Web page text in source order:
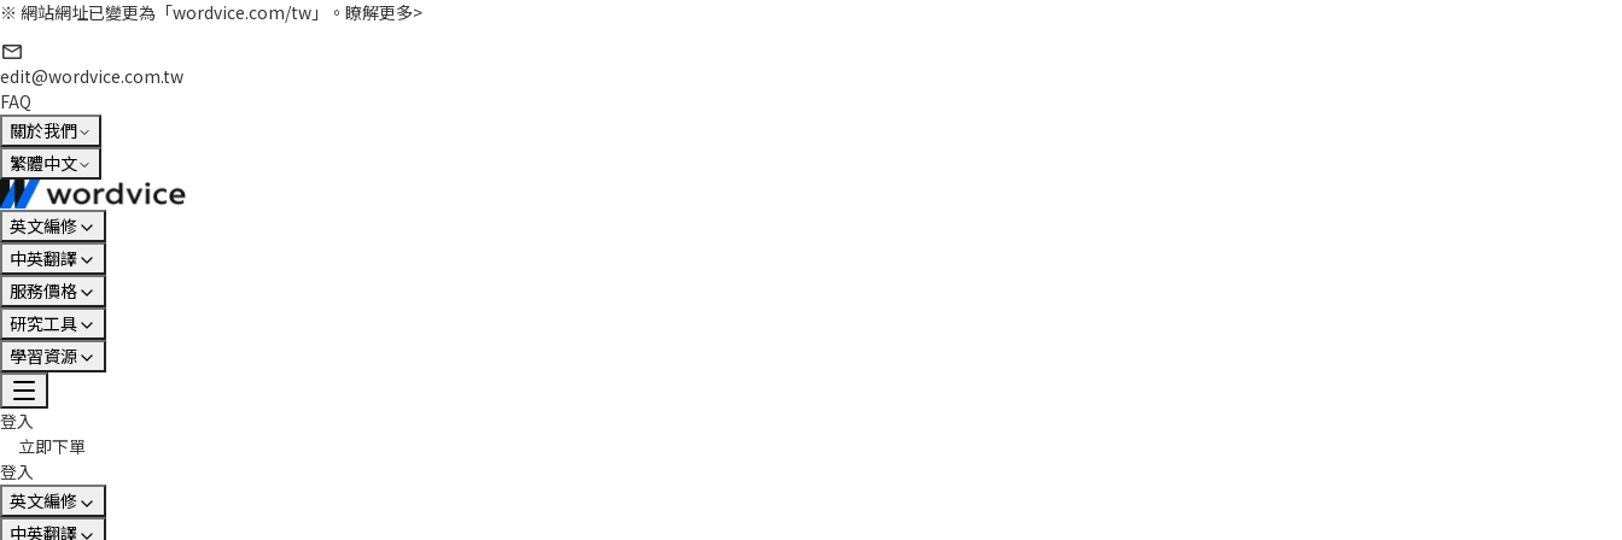
※ 網站網址已變更為「wordvice.com/tw」。 瞭解更多>
edit@wordvice.com.tw
FAQ
關於我們
繁體中文
英文編修
中英翻譯
服務價格
研究工具
學習資源
登入
立即下單
登入
英文編修
中英翻譯